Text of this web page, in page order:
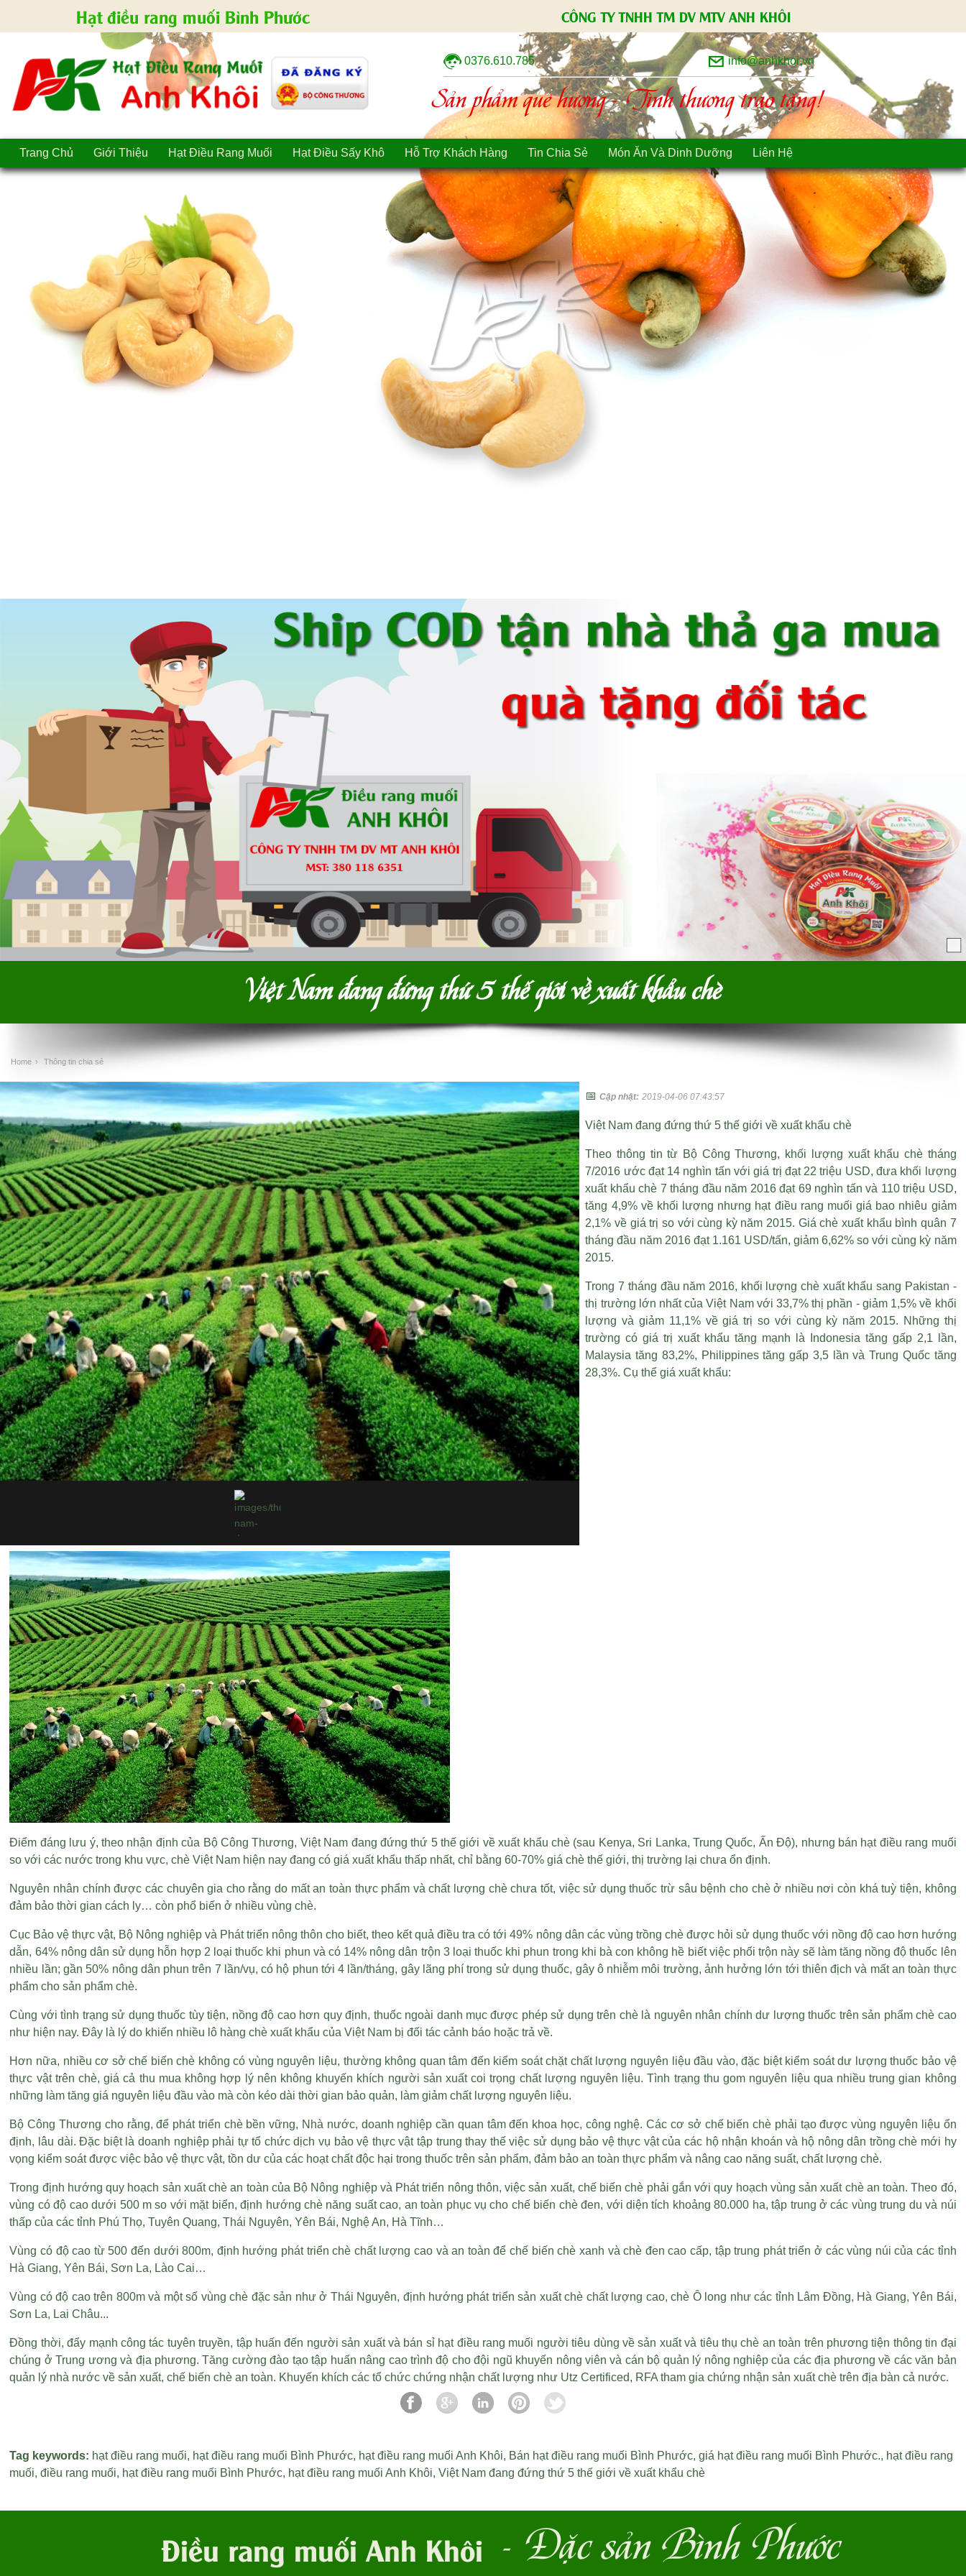
Hạt điều rang muối Bình Phước CÔNG TY TNHH TM DV MTV ANH KHÔI
0376.610.785 info@anhkhoi.vn
Sản phẩm quê hương - Tình thương trao tặng!
Trang Chủ Giới Thiệu Hạt Điều Rang Muối Hạt Điều Sấy Khô Hỗ Trợ Khách Hàng Tin Chia Sẻ Món Ăn Và Dinh Dưỡng Liên Hệ
Việt Nam đang đứng thứ 5 thế giới về xuất khẩu chè
Home › Thông tin chia sẻ
📅Cập nhật: 2019-04-06 07:43:57
Việt Nam đang đứng thứ 5 thế giới về xuất khẩu chè
Theo thông tin từ Bộ Công Thương, khối lượng xuất khẩu chè tháng
7/2016 ước đạt 14 nghìn tấn với giá trị đạt 22 triệu USD, đưa khối lượng
xuất khẩu chè 7 tháng đầu năm 2016 đạt 69 nghìn tấn và 110 triệu USD,
tăng 4,9% về khối lượng nhưng hạt điều rang muối giá bao nhiêu giảm
2,1% về giá trị so với cùng kỳ năm 2015. Giá chè xuất khẩu bình quân 7
tháng đầu năm 2016 đạt 1.161 USD/tấn, giảm 6,62% so với cùng kỳ năm
2015.
Trong 7 tháng đầu năm 2016, khối lượng chè xuất khẩu sang Pakistan -
thị trường lớn nhất của Việt Nam với 33,7% thị phần - giảm 1,5% về khối
lượng và giảm 11,1% về giá trị so với cùng kỳ năm 2015. Những thị
trường có giá trị xuất khẩu tăng mạnh là Indonesia tăng gấp 2,1 lần,
Malaysia tăng 83,2%, Philippines tăng gấp 3,5 lần và Trung Quốc tăng
28,3%. Cụ thể giá xuất khẩu:
Điểm đáng lưu ý, theo nhận định của Bộ Công Thương, Việt Nam đang đứng thứ 5 thế giới về xuất khẩu chè (sau Kenya, Sri Lanka, Trung Quốc, Ấn Độ), nhưng bán hạt điều rang muối
so với các nước trong khu vực, chè Việt Nam hiện nay đang có giá xuất khẩu thấp nhất, chỉ bằng 60-70% giá chè thế giới, thị trường lại chưa ổn định.
Nguyên nhân chính được các chuyên gia cho rằng do mất an toàn thực phẩm và chất lượng chè chưa tốt, việc sử dụng thuốc trừ sâu bệnh cho chè ở nhiều nơi còn khá tuỳ tiện, không
đảm bảo thời gian cách ly… còn phổ biến ở nhiều vùng chè.
Cục Bảo vệ thực vật, Bộ Nông nghiệp và Phát triển nông thôn cho biết, theo kết quả điều tra có tới 49% nông dân các vùng trồng chè được hỏi sử dụng thuốc với nồng độ cao hơn hướng
dẫn, 64% nông dân sử dụng hỗn hợp 2 loại thuốc khi phun và có 14% nông dân trộn 3 loại thuốc khi phun trong khi bà con không hề biết việc phối trộn này sẽ làm tăng nồng độ thuốc lên
nhiều lần; gần 50% nông dân phun trên 7 lần/vụ, có hộ phun tới 4 lần/tháng, gây lãng phí trong sử dụng thuốc, gây ô nhiễm môi trường, ảnh hưởng lớn tới thiên địch và mất an toàn thực
phẩm cho sản phẩm chè.
Cùng với tình trạng sử dụng thuốc tùy tiện, nồng độ cao hơn quy định, thuốc ngoài danh mục được phép sử dụng trên chè là nguyên nhân chính dư lượng thuốc trên sản phẩm chè cao
như hiện nay. Đây là lý do khiến nhiều lô hàng chè xuất khẩu của Việt Nam bị đối tác cảnh báo hoặc trả về.
Hơn nữa, nhiều cơ sở chế biến chè không có vùng nguyên liệu, thường không quan tâm đến kiểm soát chặt chất lượng nguyên liệu đầu vào, đặc biệt kiểm soát dư lượng thuốc bảo vệ
thực vật trên chè, giá cả thu mua không hợp lý nên không khuyến khích người sản xuất coi trọng chất lượng nguyên liệu. Tình trạng thu gom nguyên liệu qua nhiều trung gian không
những làm tăng giá nguyên liệu đầu vào mà còn kéo dài thời gian bảo quản, làm giảm chất lượng nguyên liệu.
Bộ Công Thương cho rằng, để phát triển chè bền vững, Nhà nước, doanh nghiệp cần quan tâm đến khoa học, công nghệ. Các cơ sở chế biến chè phải tạo được vùng nguyên liệu ổn
định, lâu dài. Đặc biệt là doanh nghiệp phải tự tổ chức dịch vụ bảo vệ thực vật tập trung thay thế việc sử dụng bảo vệ thực vật của các hộ nhận khoán và hộ nông dân trồng chè mới hy
vọng kiểm soát được việc bảo vệ thực vật, tồn dư của các hoạt chất độc hại trong thuốc trên sản phẩm, đảm bảo an toàn thực phẩm và nâng cao năng suất, chất lượng chè.
Trong định hướng quy hoạch sản xuất chè an toàn của Bộ Nông nghiệp và Phát triển nông thôn, việc sản xuất, chế biến chè phải gắn với quy hoạch vùng sản xuất chè an toàn. Theo đó,
vùng có độ cao dưới 500 m so với mặt biển, định hướng chè năng suất cao, an toàn phục vụ cho chế biến chè đen, với diện tích khoảng 80.000 ha, tập trung ở các vùng trung du và núi
thấp của các tỉnh Phú Thọ, Tuyên Quang, Thái Nguyên, Yên Bái, Nghệ An, Hà Tĩnh…
Vùng có độ cao từ 500 đến dưới 800m, định hướng phát triển chè chất lượng cao và an toàn để chế biến chè xanh và chè đen cao cấp, tập trung phát triển ở các vùng núi của các tỉnh
Hà Giang, Yên Bái, Sơn La, Lào Cai…
Vùng có độ cao trên 800m và một số vùng chè đặc sản như ở Thái Nguyên, định hướng phát triển sản xuất chè chất lượng cao, chè Ô long như các tỉnh Lâm Đồng, Hà Giang, Yên Bái,
Sơn La, Lai Châu...
Đồng thời, đẩy mạnh công tác tuyên truyền, tập huấn đến người sản xuất và bán sỉ hạt điều rang muối người tiêu dùng về sản xuất và tiêu thụ chè an toàn trên phương tiện thông tin đại
chúng ở Trung ương và địa phương. Tăng cường đào tạo tập huấn nâng cao trình độ cho đội ngũ khuyến nông viên và cán bộ quản lý nông nghiệp của các địa phương về các văn bản
quản lý nhà nước về sản xuất, chế biến chè an toàn. Khuyến khích các tổ chức chứng nhận chất lượng như Utz Certificed, RFA tham gia chứng nhận sản xuất chè trên địa bàn cả nước.
Tag keywords: hạt điều rang muối, hạt điều rang muối Bình Phước, hạt điều rang muối Anh Khôi, Bán hạt điều rang muối Bình Phước,giá hạt điều rang muối Bình Phước., hạt điều rang
muối,điều rang muối, hạt điều rang muối Bình Phước, hạt điều rang muối Anh Khôi,Việt Nam đang đứng thứ 5 thế giới về xuất khẩu chè
Điều rang muối Anh Khôi - Đặc sản Bình Phước